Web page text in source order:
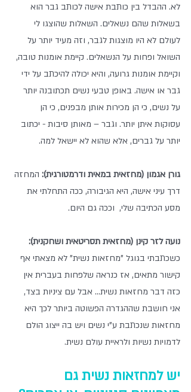
לא. ההבדל בין כותבת אישה לכותב גבר הוא
בשאלות שהם נשאלים. השאלות שהוצגו לי
לעולם לא היו מוצגות לגבר, וזה מעיד יותר על
השואל ופחות על הנשאלים. קיימת אומנות טובה,
וקיימת אומנות גרועה, והיא יכולה להיכתב על ידי
גבר או אישה. באופן טבעי נשים תכתובנה יותר
על נשים, כי הן מכירות אותן מבפנים, כי הן
עסוקות איתן יותר. וגבר – מאותן סיבות - יכתוב
יותר על גברים, אלא שהוא לא יישאל למה.
גורן אגמון (מחזאית במאית ודרמטורגית): המחזה
דרך עיני אישה, היא הגיבורה, ככה התחלתי את
מסע הכתיבה שלי,  וככה גם היום.
נועה לזר קינן (מחזאית תסריטאית ושחקנית):
כשכתבתי בגוגל "מחזאות נשית" לא מצאתי אף
קישור מתאים, אז כנראה שלפחות בעברית אין
כזה דבר מחזאות נשית... אבל עם ציניות בצד,
אני חושבת שההגדרה הפשוטה ביותר לכך היא
מחזאות שנכתבת ע"י נשים ויש בה ייצוג הולם
לדמויות נשיות ולראיית עולם נשית.
יש למחזאות נשית גם